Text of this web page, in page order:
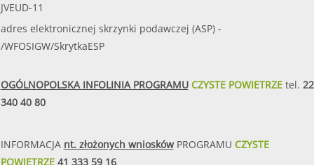
JVEUD-11
adres elektronicznej skrzynki podawczej (ASP) -
/WFOSIGW/SkrytkaESP
OGÓLNOPOLSKA INFOLINIA PROGRAMUCZYSTE POWIETRZEtel. 22
340 40 80
INFORMACJA nt. złożonych wnioskówPROGRAMU CZYSTE
POWIETRZE41 333 59 16